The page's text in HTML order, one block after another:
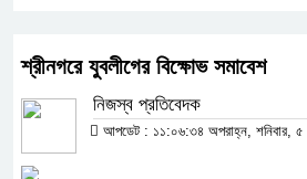
শ্রীনগরে যুবলীগের বিক্ষোভ সমাবেশ
নিজস্ব প্রতিবেদক
আপডেট : ১১:০৬:৩৪ অপরাহ্ন, শনিবার, ৫